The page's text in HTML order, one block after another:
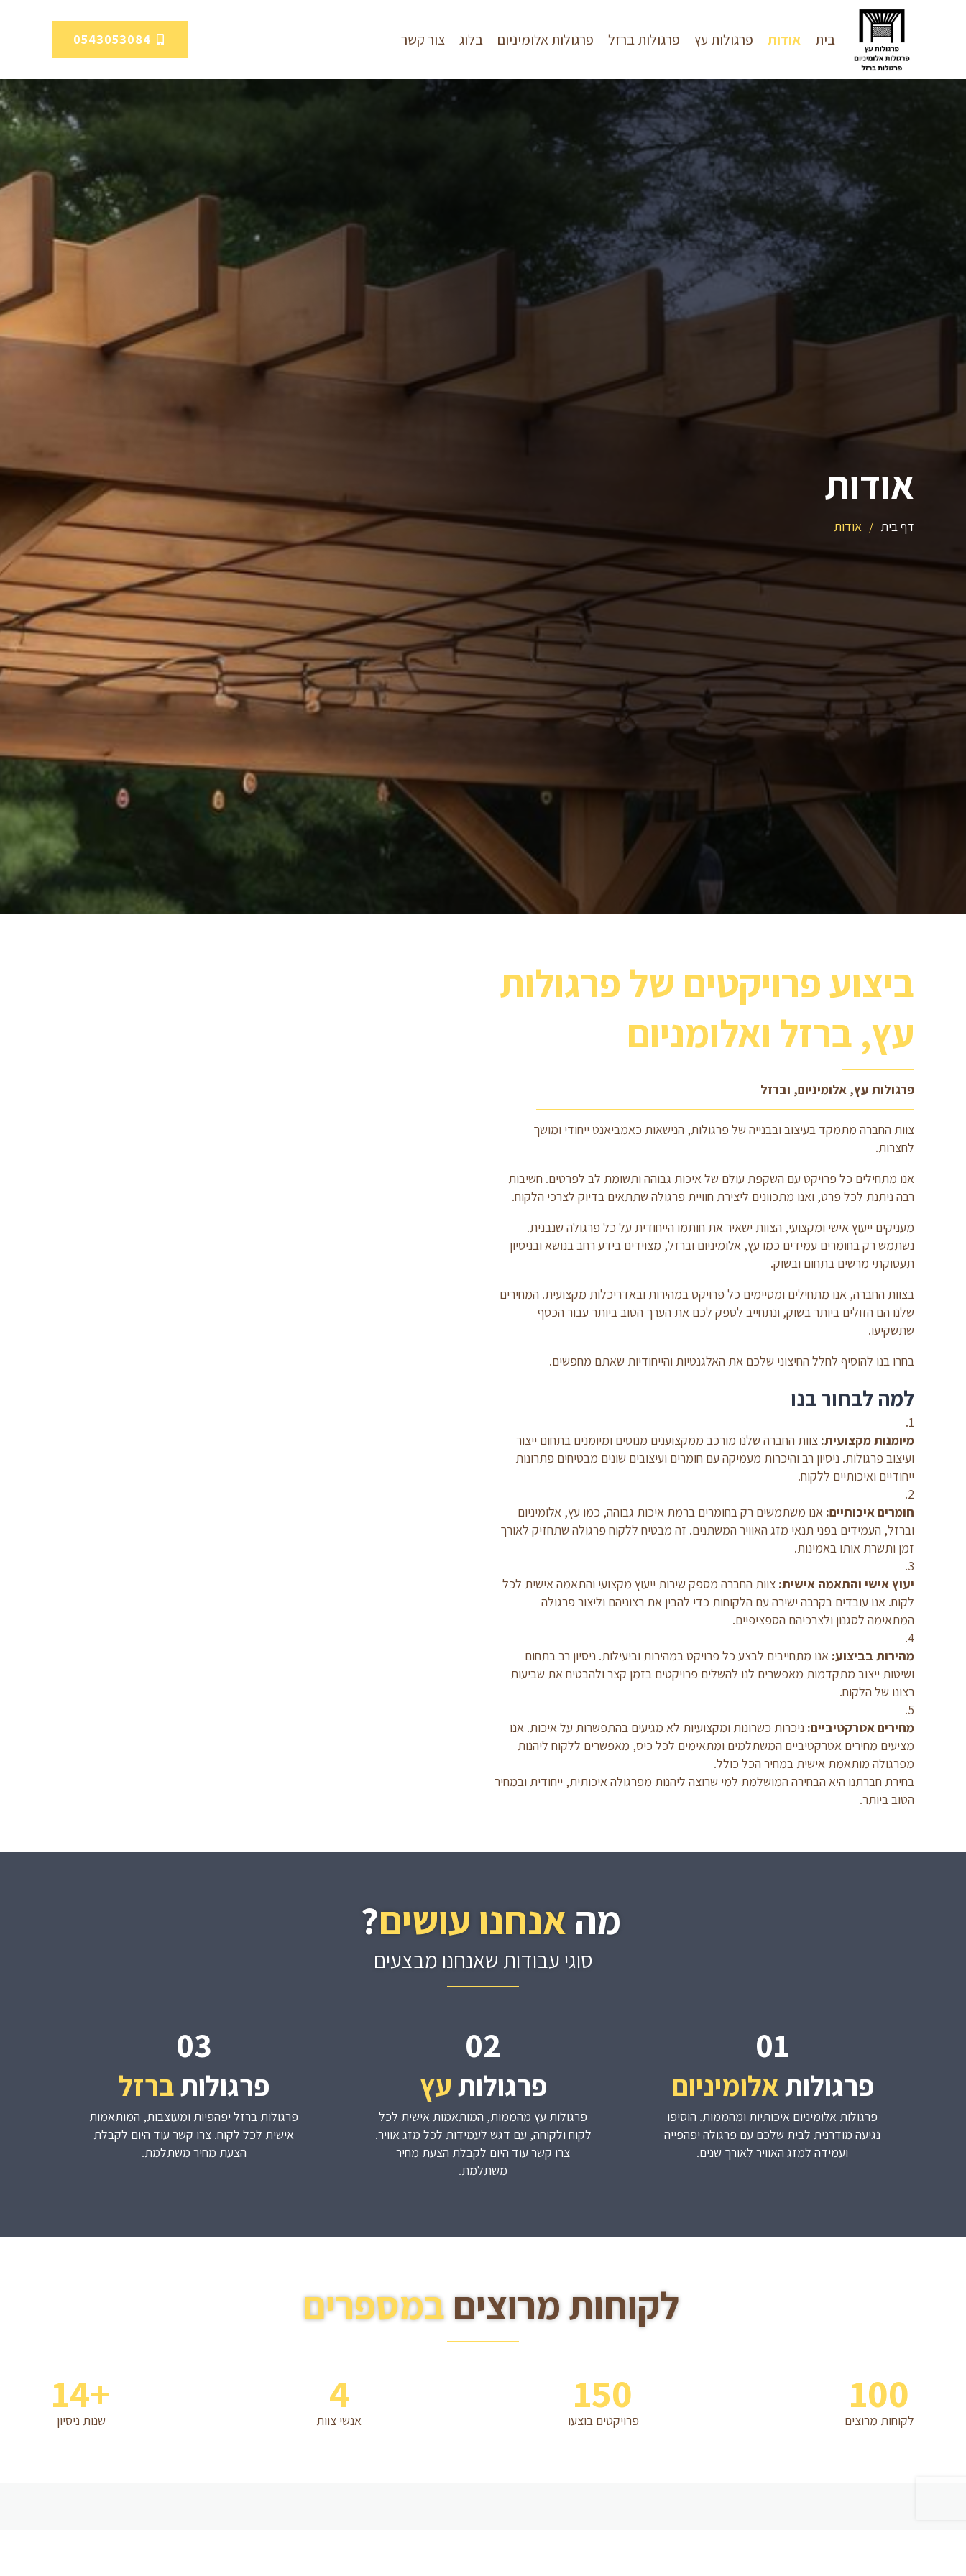
בית אודות פרגולות עץ פרגולות ברזל פרגולות אלומיניום בלוג צור קשר 0543053084
אודות
דף בית / אודות
ביצוע פרויקטים של פרגולות
עץ, ברזל ואלומניום
פרגולות עץ, אלומיניום, וברזל
צוות החברה מתמקד בעיצוב ובבנייה של פרגולות, הנישאות כאמביאנט ייחודי ומושך
לחצרות.
אנו מתחילים כל פרויקט עם השקפת עולם של איכות גבוהה ותשומת לב לפרטים. חשיבות
רבה ניתנת לכל פרט, ואנו מתכוונים ליצירת חוויית פרגולה שתתאים בדיוק לצרכי הלקוח.
מעניקים ייעוץ אישי ומקצועי, הצוות ישאיר את חותמו הייחודית על כל פרגולה שנבנית.
נשתמש רק בחומרים עמידים כמו עץ, אלומיניום וברזל, מצוידים בידע רחב בנושא ובניסיון
תעסוקתי מרשים בתחום ובשוק.
בצוות החברה, אנו מתחילים ומסיימים כל פרויקט במהירות ובאדריכלות מקצועית. המחירים
שלנו הם הזולים ביותר בשוק, ונתחייב לספק לכם את הערך הטוב ביותר עבור הכסף
שתשקיעו.
בחרו בנו להוסיף לחלל החיצוני שלכם את האלגנטיות והייחודיות שאתם מחפשים.
למה לבחור בנו
מיומנות מקצועית: צוות החברה שלנו מורכב ממקצוענים מנוסים ומיומנים בתחום ייצור
ועיצוב פרגולות. ניסיון רב והיכרות מעמיקה עם חומרים ועיצובים שונים מבטיחים פתרונות
ייחודיים ואיכותיים ללקוח.
חומרים איכותיים: אנו משתמשים רק בחומרים ברמת איכות גבוהה, כמו עץ, אלומיניום
וברזל, העמידים בפני תנאי מזג האוויר המשתנים. זה מבטיח ללקוח פרגולה שתחזיק לאורך
זמן ותשרת אותו באמינות.
יעוץ אישי והתאמה אישית: צוות החברה מספק שירות ייעוץ מקצועי והתאמה אישית לכל
לקוח. אנו עובדים בקרבה ישירה עם הלקוחות כדי להבין את רצוניהם וליצור פרגולה
המתאימה לסגנון ולצרכיהם הספציפיים.
מהירות בביצוע: אנו מתחייבים לבצע כל פרויקט במהירות וביעילות. ניסיון רב בתחום
ושיטות ייצוב מתקדמות מאפשרים לנו להשלים פרויקטים בזמן קצר ולהבטיח את שביעות
רצונו של הלקוח.
מחירים אטרקטיביים: ניכרות כשרונות ומקצועיות לא מגיעים בהתפשרות על איכות. אנו
מציעים מחירים אטרקטיביים המשתלמים ומתאימים לכל כיס, מאפשרים ללקוח ליהנות
מפרגולה מותאמת אישית במחיר הכל כולל.
בחירת חברתנו היא הבחירה המושלמת למי שרוצה ליהנות מפרגולה איכותית, ייחודית ובמחיר
הטוב ביותר.
מה אנחנו עושים?
סוגי עבודות שאנחנו מבצעים
01
פרגולותאלומיניום
פרגולות אלומיניום איכותיות ומהממות. הוסיפו
נגיעה מודרנית לבית שלכם עם פרגולה יפהפייה
ועמידה למזג האוויר לאורך שנים.
02
פרגולותעץ
פרגולות עץ מהממות, המותאמות אישית לכל
לקוח ולקוחה, עם דגש לעמידות לכל מזג אוויר.
צרו קשר עוד היום לקבלת הצעת מחיר
משתלמת.
03
פרגולותברזל
פרגולות ברזל יפהפיות ומעוצבות, המותאמות
אישית לכל לקוח. צרו קשר עוד היום לקבלת
הצעת מחיר משתלמת.
לקוחות מרוציםבמספרים
100
לקוחות מרוצים
150
פרויקטים בוצעו
4
אנשי צוות
+
14
שנות ניסיון